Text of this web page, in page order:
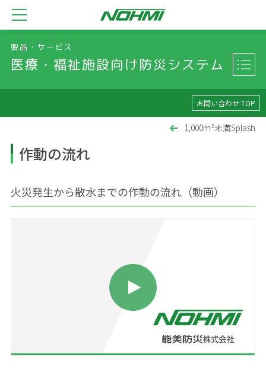
製品・サービス
医療・福祉施設向け防災システム
お問い合わせ TOP
1,000m²未満Splash
作動の流れ
火災発生から散水までの作動の流れ（動画）